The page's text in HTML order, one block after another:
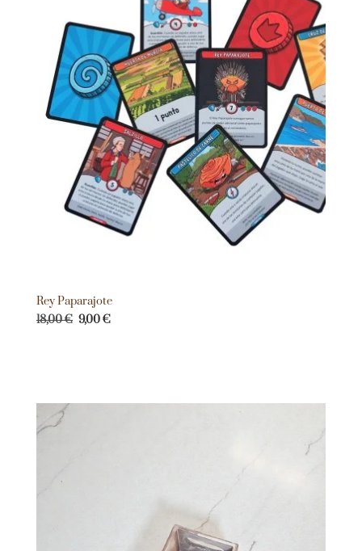
Rey Paparajote
18,00€ 9,00€